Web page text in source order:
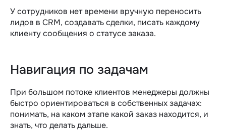
У сотрудников нет времени вручную переносить
лидов в CRM, создавать сделки, писать каждому
клиенту сообщения о статусе заказа.
Навигация по задачам
При большом потоке клиентов менеджеры должны
быстро ориентироваться в собственных задачах:
понимать, на каком этапе какой заказ находится, и
знать, что делать дальше.